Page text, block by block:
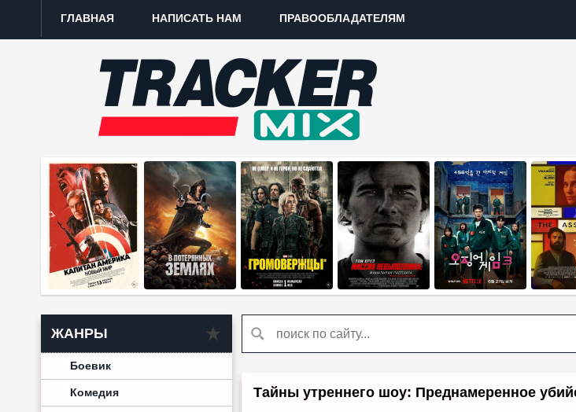
ГЛАВНАЯ НАПИСАТЬ НАМ ПРАВООБЛАДАТЕЛЯМ
ЖАНРЫ
Боевик
Комедия Тайны утреннего шоу: Преднамеренное